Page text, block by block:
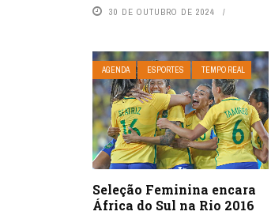
30 DE OUTUBRO DE 2024
AGENDA ESPORTES TEMPO REAL
Seleção Feminina encara
África do Sul na Rio 2016